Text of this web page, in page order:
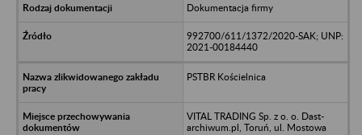
Dokumentacja firmy
992700/611/1372/2020-SAK; UNP:
2021-00184440
PSTBR Kościelnica
VITAL TRADING Sp. z o. o. Dast-
archiwum.pl, Toruń, ul. Mostowa